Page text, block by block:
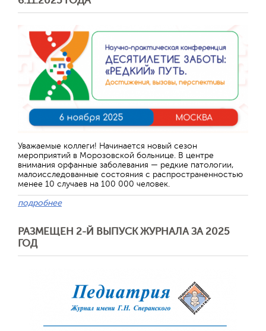
Уважаемые коллеги! Начинается новый сезон
мероприятий в Морозовской больнице. В центре
внимания орфанные заболевания — редкие патологии,
малоисследованные состояния с распространенностью
менее 10 случаев на 100 000 человек.
подробнее
РАЗМЕЩЕН 2-Й ВЫПУСК ЖУРНАЛА ЗА 2025
ГОД